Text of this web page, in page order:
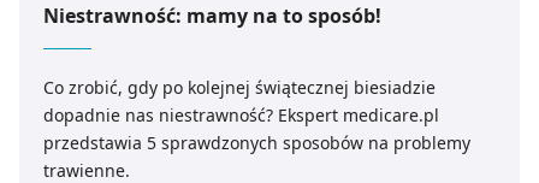
Niestrawność: mamy na to sposób!
Co zrobić, gdy po kolejnej świątecznej biesiadzie
dopadnie nas niestrawność? Ekspert medicare.pl
przedstawia 5 sprawdzonych sposobów na problemy
trawienne.